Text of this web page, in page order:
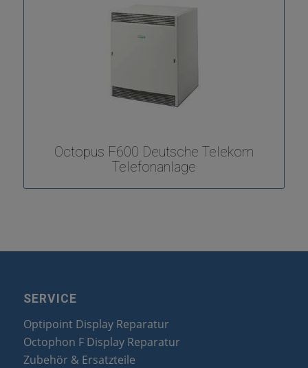
Octopus F600 Deutsche Telekom
Telefonanlage
SERVICE
Optipoint Display Reparatur
Octophon F Display Reparatur
Zubehör & Ersatzteile